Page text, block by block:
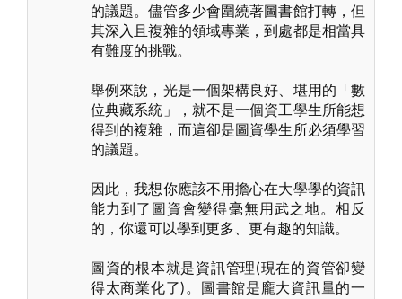
的議題。儘管多少會圍繞著圖書館打轉，但
其深入且複雜的領域專業，到處都是相當具
有難度的挑戰。
舉例來說，光是一個架構良好、堪用的「數
位典藏系統」，就不是一個資工學生所能想
得到的複雜，而這卻是圖資學生所必須學習
的議題。
因此，我想你應該不用擔心在大學學的資訊
能力到了圖資會變得毫無用武之地。相反
的，你還可以學到更多、更有趣的知識。
圖資的根本就是資訊管理(現在的資管卻變
得太商業化了)。圖書館是龐大資訊量的一